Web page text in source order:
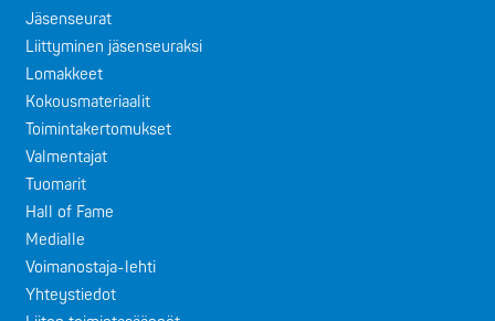
Jäsenseurat
Liittyminen jäsenseuraksi
Lomakkeet
Kokousmateriaalit
Toimintakertomukset
Valmentajat
Tuomarit
Hall of Fame
Medialle
Voimanostaja-lehti
Yhteystiedot